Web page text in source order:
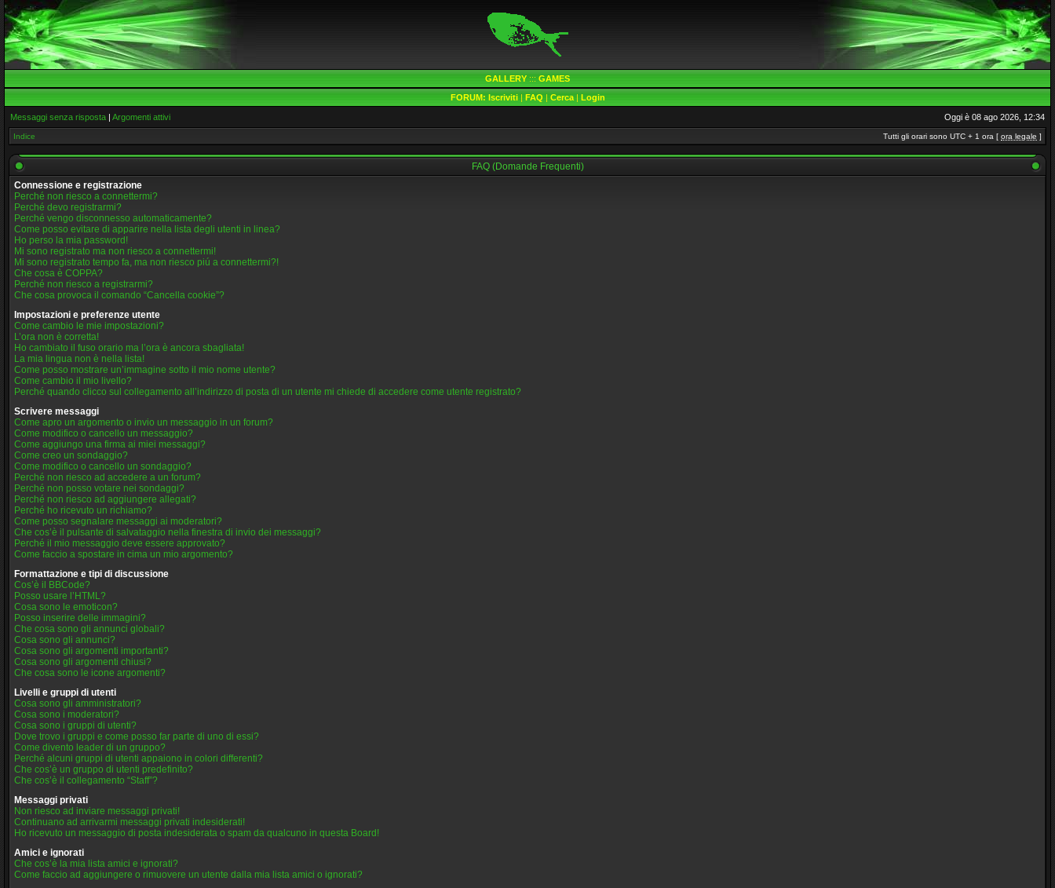
GALLERY ::: GAMES
FORUM: Iscriviti| FAQ | Cerca| Login
Messaggi senza risposta | Argomenti attivi Oggi è 08 ago 2026, 12:34
Indice Tutti gli orari sono UTC + 1 ora [ ora legale ]
FAQ (Domande Frequenti)
Connessione e registrazione
Perché non riesco a connettermi?
Perché devo registrarmi?
Perché vengo disconnesso automaticamente?
Come posso evitare di apparire nella lista degli utenti in linea?
Ho perso la mia password!
Mi sono registrato ma non riesco a connettermi!
Mi sono registrato tempo fa, ma non riesco piú a connettermi?!
Che cosa è COPPA?
Perché non riesco a registrarmi?
Che cosa provoca il comando “Cancella cookie”?
Impostazioni e preferenze utente
Come cambio le mie impostazioni?
L’ora non è corretta!
Ho cambiato il fuso orario ma l’ora è ancora sbagliata!
La mia lingua non è nella lista!
Come posso mostrare un’immagine sotto il mio nome utente?
Come cambio il mio livello?
Perché quando clicco sul collegamento all’indirizzo di posta di un utente mi chiede di accedere come utente registrato?
Scrivere messaggi
Come apro un argomento o invio un messaggio in un forum?
Come modifico o cancello un messaggio?
Come aggiungo una firma ai miei messaggi?
Come creo un sondaggio?
Come modifico o cancello un sondaggio?
Perché non riesco ad accedere a un forum?
Perché non posso votare nei sondaggi?
Perché non riesco ad aggiungere allegati?
Perché ho ricevuto un richiamo?
Come posso segnalare messaggi ai moderatori?
Che cos’è il pulsante di salvataggio nella finestra di invio dei messaggi?
Perché il mio messaggio deve essere approvato?
Come faccio a spostare in cima un mio argomento?
Formattazione e tipi di discussione
Cos’è il BBCode?
Posso usare l’HTML?
Cosa sono le emoticon?
Posso inserire delle immagini?
Che cosa sono gli annunci globali?
Cosa sono gli annunci?
Cosa sono gli argomenti importanti?
Cosa sono gli argomenti chiusi?
Che cosa sono le icone argomenti?
Livelli e gruppi di utenti
Cosa sono gli amministratori?
Cosa sono i moderatori?
Cosa sono i gruppi di utenti?
Dove trovo i gruppi e come posso far parte di uno di essi?
Come divento leader di un gruppo?
Perché alcuni gruppi di utenti appaiono in colori differenti?
Che cos’è un gruppo di utenti predefinito?
Che cos’è il collegamento “Staff”?
Messaggi privati
Non riesco ad inviare messaggi privati!
Continuano ad arrivarmi messaggi privati indesiderati!
Ho ricevuto un messaggio di posta indesiderata o spam da qualcuno in questa Board!
Amici e ignorati
Che cos’è la mia lista amici e ignorati?
Come faccio ad aggiungere o rimuovere un utente dalla mia lista amici o ignorati?